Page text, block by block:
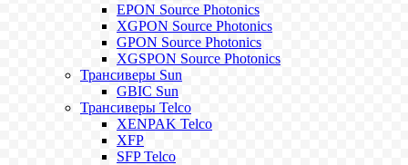
EPON Source Photonics
XGPON Source Photonics
GPON Source Photonics
XGSPON Source Photonics
Трансиверы Sun
GBIC Sun
Трансиверы Telco
XENPAK Telco
XFP
SFP Telco